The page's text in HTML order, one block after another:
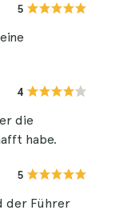
5
4
die
habe.
5
der Führer